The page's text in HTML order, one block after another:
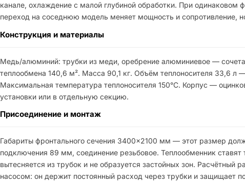
канале, охлаждение с малой глубиной обработки. При одинаковом
переход на соседнюю модель меняет мощность и сопротивление,
Конструкция и материалы
Медь/алюминий: трубки из меди, оребрение алюминиевое —
теплообмена 140,6 м². Масса 90,1 кг. Объём теплоносителя 33,6 л
Максимальная температура теплоносителя 150°C. Корпус —
установки или в отдельную секцию.
Присоединение и монтаж
Габариты фронтального сечения 3400×2100 мм — этот размер
подключения 89 мм, соединение резьбовое. Теплообменник
вытесняется из трубок и не образуется застойных зон.
насосом: он держит постоянный расход через трубки и защищает